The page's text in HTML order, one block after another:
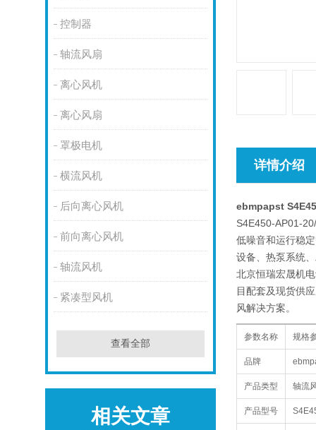
控制器
轴流风扇
离心风机
离心风扇
罩极电机
横流风机
后向离心风机
前向离心风机
轴流风机
紧凑型风机
查看全部
相关文章
详情介绍
ebmpapst
S4E450-AP01-
低噪音和运行稳
设备、热泵系统
北京恒瑞宏晟机
目配套及现货供
风解决方案。
参数名称 规格
品牌
产品类型 轴流
产品型号